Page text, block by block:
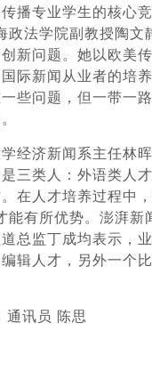
播专业学生的核心
政法学院副教授陶文
新问题。她以欧美
际新闻从业者的培
些问题，但一带一
济新闻系主任林晖
三类人：外语类人
在人才培养过程中
能有所优势。澎湃新
总监丁成均表示，
辑人才，另外一个
讯员 陈思